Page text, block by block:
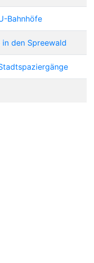
Bahnhöfe
den Spreewald